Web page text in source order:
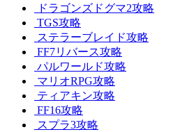
ドラゴンズドグマ2攻略
TGS攻略
ステラーブレイド攻略
FF7リバース攻略
パルワールド攻略
マリオRPG攻略
ティアキン攻略
FF16攻略
スプラ3攻略